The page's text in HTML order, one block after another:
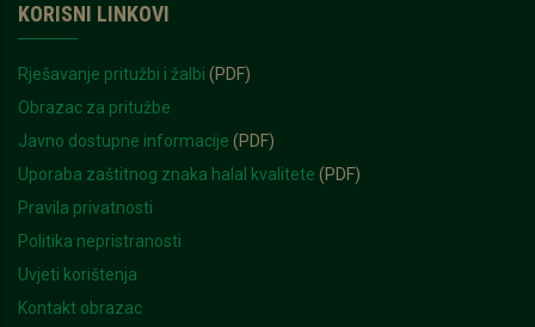
KORISNI LINKOVI
Rješavanje pritužbi i žalbi (PDF)
Obrazac za pritužbe
Javno dostupne informacije (PDF)
Uporaba zaštitnog znaka halal kvalitete (PDF)
Pravila privatnosti
Politika nepristranosti
Uvjeti korištenja
Kontakt obrazac